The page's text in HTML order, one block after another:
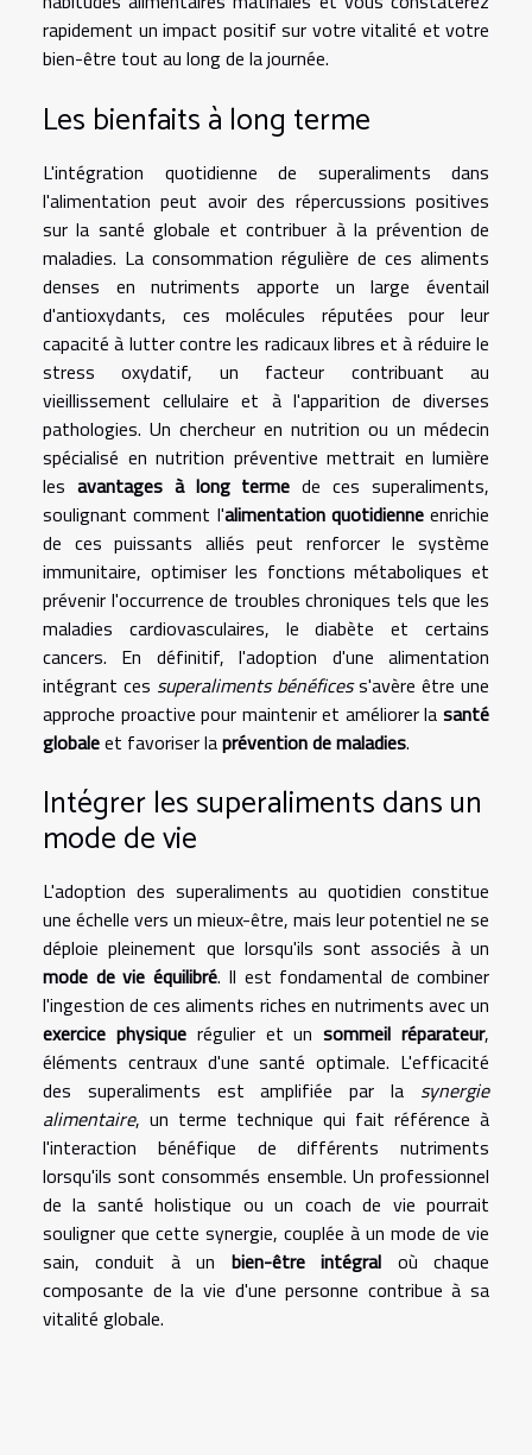
rapidement un impact positif sur votre vitalité et votre
bien-être tout au long de la journée.
Les bienfaits à long terme
L'intégration quotidienne de superaliments dans
l'alimentation peut avoir des répercussions positives
sur la santé globale et contribuer à la prévention de
maladies. La consommation régulière de ces aliments
denses en nutriments apporte un large éventail
d'antioxydants, ces molécules réputées pour leur
capacité à lutter contre les radicaux libres et à réduire le
stress oxydatif, un facteur contribuant au
vieillissement cellulaire et à l'apparition de diverses
pathologies. Un chercheur en nutrition ou un médecin
spécialisé en nutrition préventive mettrait en lumière
les avantages à long terme de ces superaliments,
soulignant comment l'alimentation quotidienneenrichie
de ces puissants alliés peut renforcer le système
immunitaire, optimiser les fonctions métaboliques et
prévenir l'occurrence de troubles chroniques tels que les
maladies cardiovasculaires, le diabète et certains
cancers. En définitif, l'adoption d'une alimentation
intégrant ces superaliments bénéficess'avère être une
approche proactive pour maintenir et améliorer la santé
globaleet favoriser laprévention de maladies.
Intégrer les superaliments dans un
mode de vie
L'adoption des superaliments au quotidien constitue
une échelle vers un mieux-être, mais leur potentiel ne se
déploie pleinement que lorsqu'ils sont associés à un
mode de vie équilibré. Il est fondamental de combiner
l'ingestion de ces aliments riches en nutriments avec un
exercice physiquerégulier et unsommeil réparateur,
éléments centraux d'une santé optimale. L'efficacité
des superaliments est amplifiée par la synergie
alimentaire, un terme technique qui fait référence à
l'interaction bénéfique de différents nutriments
lorsqu'ils sont consommés ensemble. Un professionnel
de la santé holistique ou un coach de vie pourrait
souligner que cette synergie, couplée à un mode de vie
sain, conduit à un bien-être intégral où chaque
composante de la vie d'une personne contribue à sa
vitalité globale.